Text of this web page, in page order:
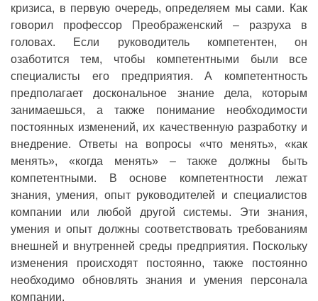
кризиса, в первую очередь, определяем мы сами. Как
говорил профессор Преображенский – разруха в
головах. Если руководитель компетентен, он
озаботится тем, чтобы компетентными были все
специалисты его предприятия. А компетентность
предполагает доскональное знание дела, которым
занимаешься, а также понимание необходимости
постоянных изменений, их качественную разработку и
внедрение. Ответы на вопросы «что менять», «как
менять», «когда менять» – также должны быть
компетентными. В основе компетентности лежат
знания, умения, опыт руководителей и специалистов
компании или любой другой системы. Эти знания,
умения и опыт должны соответствовать требованиям
внешней и внутренней среды предприятия. Поскольку
изменения происходят постоянно, также постоянно
необходимо обновлять знания и умения персонала
компании.